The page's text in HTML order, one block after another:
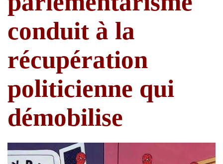
conduit à la
récupération
politicienne qui
démobilise